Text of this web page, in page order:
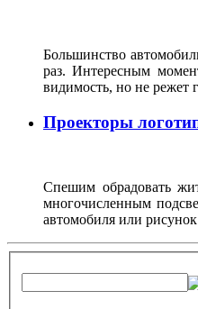
Большинство
раз. Интересным
видимость, но не режет
Проекторы
Спешим обрадовать
многочисленным
автомобиля или